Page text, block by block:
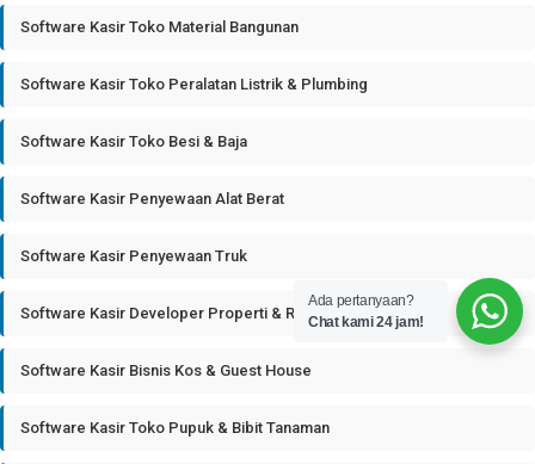
Software Kasir Toko Material Bangunan
Software Kasir Toko Peralatan Listrik & Plumbing
Software Kasir Toko Besi & Baja
Software Kasir Penyewaan Alat Berat
Software Kasir Penyewaan Truk
Software Kasir Developer Properti & Real Estate
Software Kasir Bisnis Kos & Guest House
Software Kasir Toko Pupuk & Bibit Tanaman
Ada pertanyaan?
Chat kami 24 jam!